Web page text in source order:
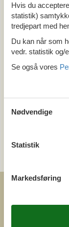
Område
Alle
Holland
Limburg
Eijsden-
Last minute
Kategori
Hvis du
statistik)
tredjepart med
Du kan når som
vedr. statistik og/
Se også vores
Nødvendige
Statistik
Markedsføring